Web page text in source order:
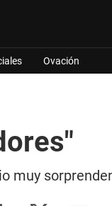
Ovación
muy